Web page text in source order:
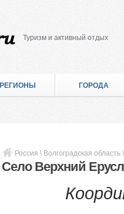
Туризм и активный отдых
РЕГИОНЫ ГОРОДА
Россия \ Волгоградская область
Село Верхний